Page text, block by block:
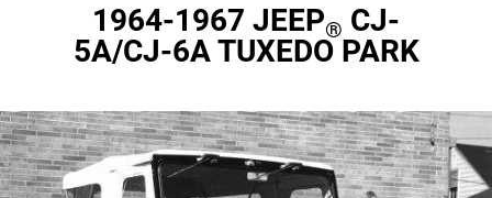
1964-1967 JEEP® CJ-
5A/CJ-6A TUXEDO PARK